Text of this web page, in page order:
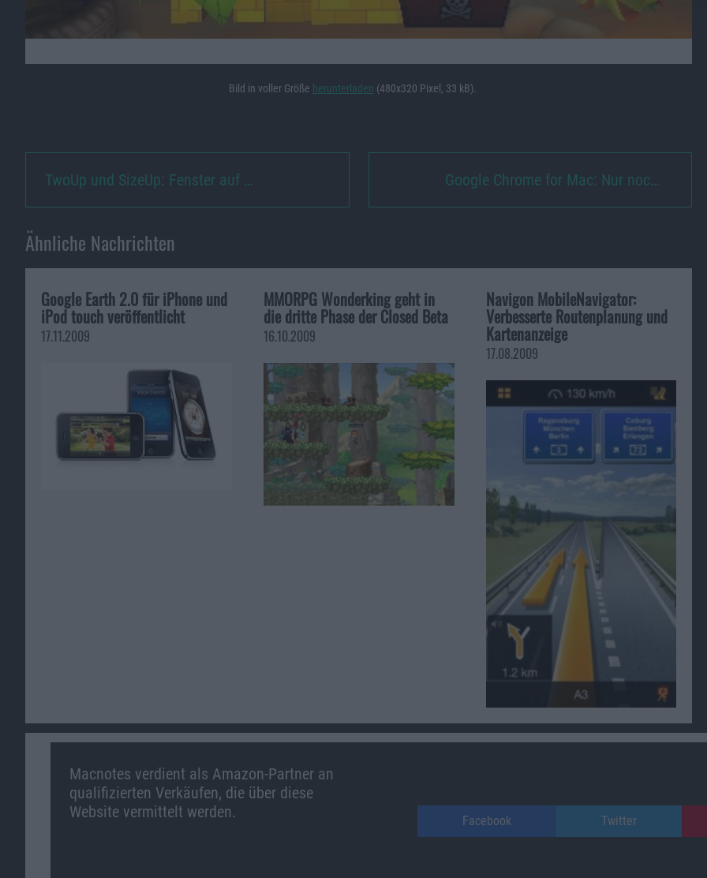
Bild in voller Größe herunterladen (480x320 Pixel, 33 kB).
TwoUp und SizeUp: Fenster auf … Google Chrome for Mac: Nur noc…
Ähnliche Nachrichten
Google Earth 2.0 für iPhone und
iPod touch veröffentlicht
17.11.2009
MMORPG Wonderking geht in
die dritte Phase der Closed Beta
16.10.2009
Navigon MobileNavigator:
Verbesserte Routenplanung und
Kartenanzeige
17.08.2009
Macnotes verdient als Amazon-Partner an
qualifizierten Verkäufen, die über diese
Website vermittelt werden.
Facebook Twitter